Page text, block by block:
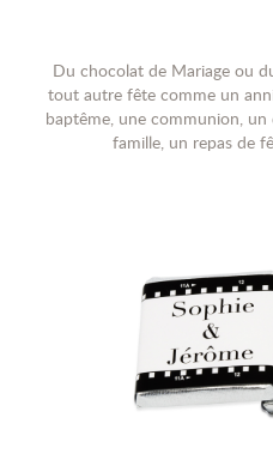
Du chocolat de Mariage ou
tout autre fête comme un
baptême, une communion,
famille, un repas de